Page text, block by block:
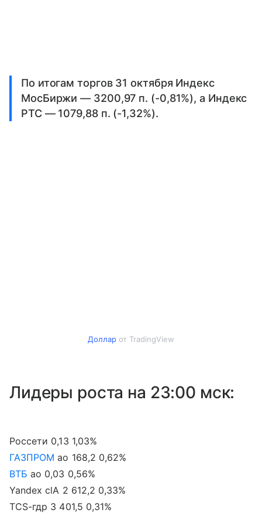
По итогам торгов 31 октября Индекс
МосБиржи — 3200,97 п. (-0,81%), а Индекс
РТС — 1079,88 п. (-1,32%).
Доллар от TradingView
Лидеры роста на 23:00 мск:
Россети 0,13 1,03%
ГАЗПРОМ ао 168,2 0,62%
ВТБ ао 0,03 0,56%
Yandex clA 2 612,2 0,33%
TCS-гдр 3 401,5 0,31%